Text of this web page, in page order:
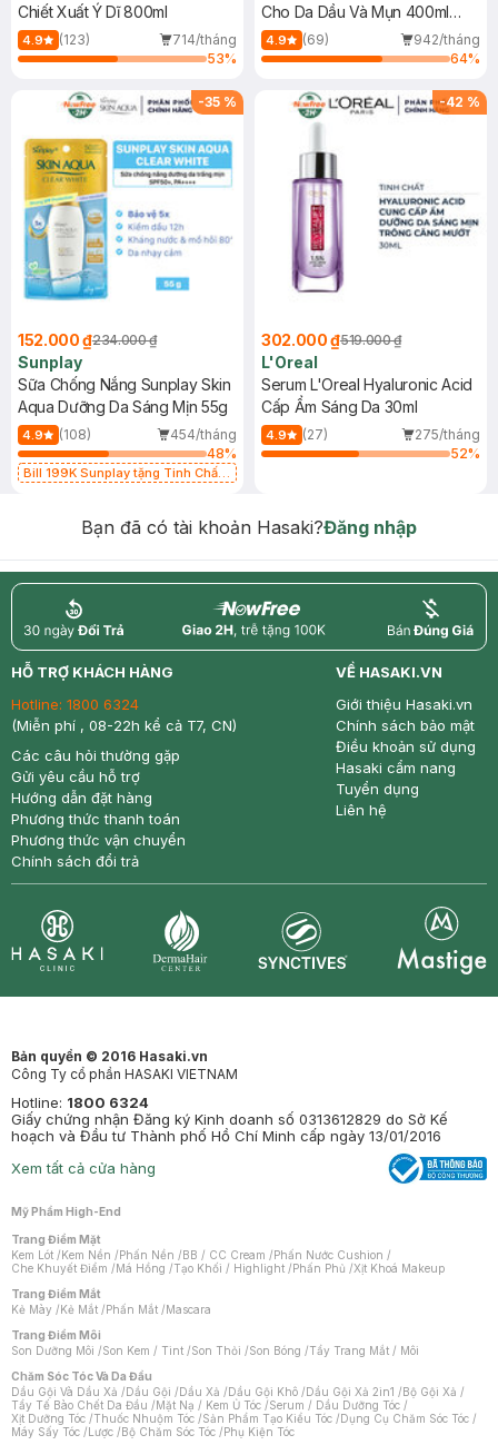
Chiết Xuất Ý Dĩ 800ml
4.9 (123)
714/tháng
53%
Cho Da Dầu Và Mụn 400ml
(Mới)
4.9 (69)
942/tháng
64%
-35 %
152.000 ₫234.000 ₫
Sunplay
Sữa Chống Nắng Sunplay Skin
Aqua Dưỡng Da Sáng Mịn 55g
4.9 (108)
454/tháng
48%
Bill 199K Sunplay tặng Tinh Chất
-42 %
302.000 ₫519.000 ₫
L'Oreal
Serum L'Oreal Hyaluronic Acid
Cấp Ẩm Sáng Da 30ml
4.9 (27)
275/tháng
52%
Bạn đã có tài khoản Hasaki?Đăng nhập
return nowfree price
HỖ TRỢ KHÁCH HÀNG
Hotline: 1800 6324
(Miễn phí , 08-22h kể cả T7, CN)
Các câu hỏi thường gặp
Gửi yêu cầu hỗ trợ
Hướng dẫn đặt hàng
Phương thức thanh toán
Phương thức vận chuyển
Chính sách đổi trả
VỀ HASAKI.VN
Giới thiệu Hasaki.vn
Chính sách bảo mật
Điều khoản sử dụng
Hasaki cẩm nang
Tuyển dụng
Liên hệ
Bản quyền © 2016 Hasaki.vn
Công Ty cổ phần HASAKI VIETNAM
Hotline: 1800 6324
Giấy chứng nhận Đăng ký Kinh doanh số 0313612829 do Sở Kế
hoạch và Đầu tư Thành phố Hồ Chí Minh cấp ngày 13/01/2016
Xem tất cả cửa hàng
Mỹ Phẩm High-End
Trang Điểm Mặt
Kem Lót /Kem Nền /Phấn Nền /BB / CC Cream /Phấn Nước Cushion /
Che Khuyết Điểm /Má Hồng /Tạo Khối / Highlight /Phấn Phủ /Xịt Khoá Makeup
Trang Điểm Mắt
Kẻ Mày /Kẻ Mắt /Phấn Mắt /Mascara
Trang Điểm Môi
Son Dưỡng Môi /Son Kem / Tint /Son Thỏi /Son Bóng /Tẩy Trang Mắt / Môi
Chăm Sóc Tóc Và Da Đầu
Dầu Gội Và Dầu Xả /Dầu Gội /Dầu Xả /Dầu Gội Khô /Dầu Gội Xả 2in1 /Bộ Gội Xả /
Tẩy Tế Bào Chết Da Đầu /Mặt Nạ / Kem Ủ Tóc /Serum / Dầu Dưỡng Tóc /
Xịt Dưỡng Tóc /Thuốc Nhuộm Tóc /Sản Phẩm Tạo Kiểu Tóc /Dụng Cụ Chăm Sóc Tóc /
Máy Sấy Tóc /Lược /Bộ Chăm Sóc Tóc /Phụ Kiện Tóc